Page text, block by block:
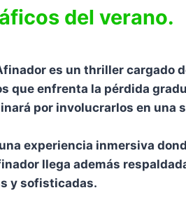
del verano.
es un thriller cargado
que enfrenta la pérdida
por involucrarlos en una
experiencia inmersiva
llega además
y sofisticadas.